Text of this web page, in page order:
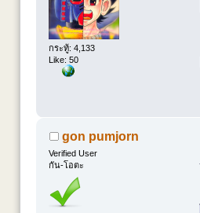
กระทู้: 4,133
Like: 50
gon pumjorn
Verified User
กัน-โอตะ